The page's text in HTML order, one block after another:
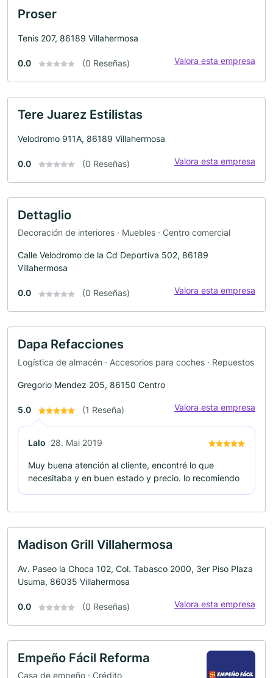
Proser
Tenis 207, 86189 Villahermosa
0.0 (0 Reseñas) Valora esta empresa
Tere Juarez Estilistas
Velodromo 911A, 86189 Villahermosa
0.0 (0 Reseñas) Valora esta empresa
Dettaglio
Decoración de interiores · Muebles · Centro comercial
Calle Velodromo de la Cd Deportiva 502, 86189
Villahermosa
0.0 (0 Reseñas) Valora esta empresa
Dapa Refacciones
Logística de almacén · Accesorios para coches · Repuestos
Gregorio Mendez 205, 86150 Centro
5.0 (1 Reseña) Valora esta empresa
Lalo 28. Mai 2019
Muy buena atención al cliente, encontré lo que
necesitaba y en buen estado y precio. lo recomiendo
Madison Grill Villahermosa
Av. Paseo la Choca 102, Col. Tabasco 2000, 3er Piso Plaza
Usuma, 86035 Villahermosa
0.0 (0 Reseñas) Valora esta empresa
Empeño Fácil Reforma
Casa de empeño · Crédito